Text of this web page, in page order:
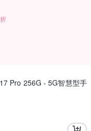
Pro 256G - 5G智慧型手